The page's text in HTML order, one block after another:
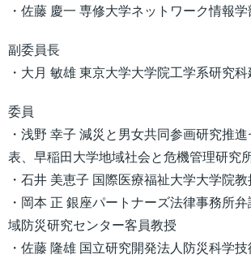
・佐藤 慶一 専修大学ネットワーク情報学
副委員長
・大月 敏雄 東京大学大学院工学系研究
委員
・浅野 幸子 減災と男女共同参画研究推
表、早稲田大学地域社会と危機管理研究
・石井 美恵子 国際医療福祉大学大学院教
・岡本 正 銀座パートナーズ法律事務所
域防災研究センター客員教授
・佐藤 隆雄 国立研究開発法人防災科学